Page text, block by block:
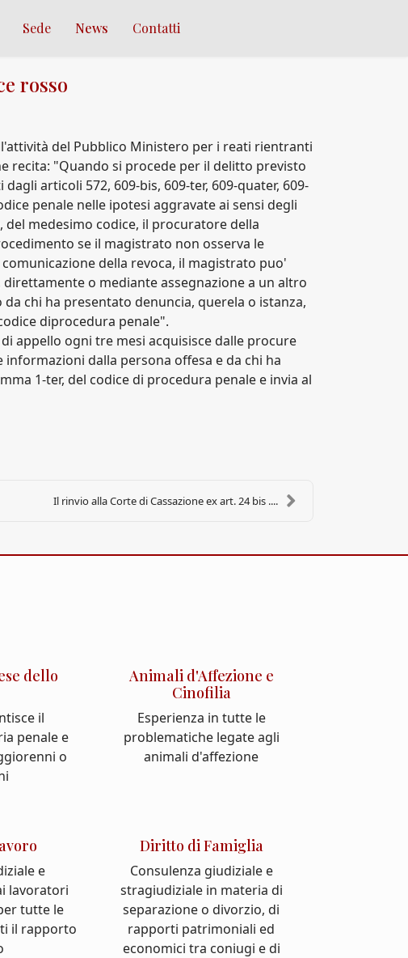
Sede News Contatti
rosso
del Pubblico Ministero per i reati rientranti
recita: "Quando si procede per il delitto previsto
articoli 572, 609-bis, 609-ter, 609-quater, 609-
penale nelle ipotesi aggravate ai sensi degli
del medesimo codice, il procuratore della
se il magistrato non osserva le
della revoca, il magistrato puo'
o mediante assegnazione a un altro
chi ha presentato denuncia, querela o istanza,
diprocedura penale".
appello ogni tre mesi acquisisce dalle procure
dalla persona offesa e da chi ha
1-ter, del codice di procedura penale e invia al
Il rinvio alla Corte di Cassazione ex art. 24 bis ....
dello
il
penale e
o
Animali d'Affezione e
Cinofilia
Esperienza in tutte le
problematiche legate agli
animali d'affezione
e
lavoratori
tutte le
il rapporto
Diritto di Famiglia
Consulenza giudiziale e
stragiudiziale in materia di
separazione o divorzio, di
rapporti patrimoniali ed
economici tra coniugi e di